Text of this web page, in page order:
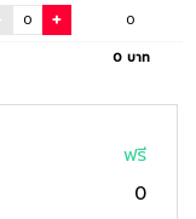
0
0 บาท
ฟรี
0